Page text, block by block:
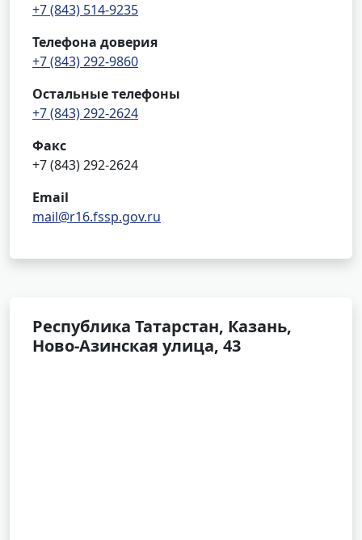
+7 (843) 514-9235
Телефона доверия
+7 (843) 292-9860
Остальные телефоны
+7 (843) 292-2624
Факс
+7 (843) 292-2624
Email
mail@r16.fssp.gov.ru
Республика Татарстан, Казань,
Ново-Азинская улица, 43